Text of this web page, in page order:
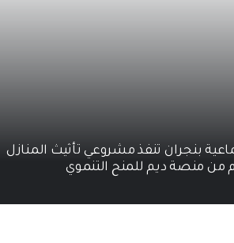
بنجران تنفذ مشروعي تأثيث المنازل
من منصة ديم للمنح التنموي